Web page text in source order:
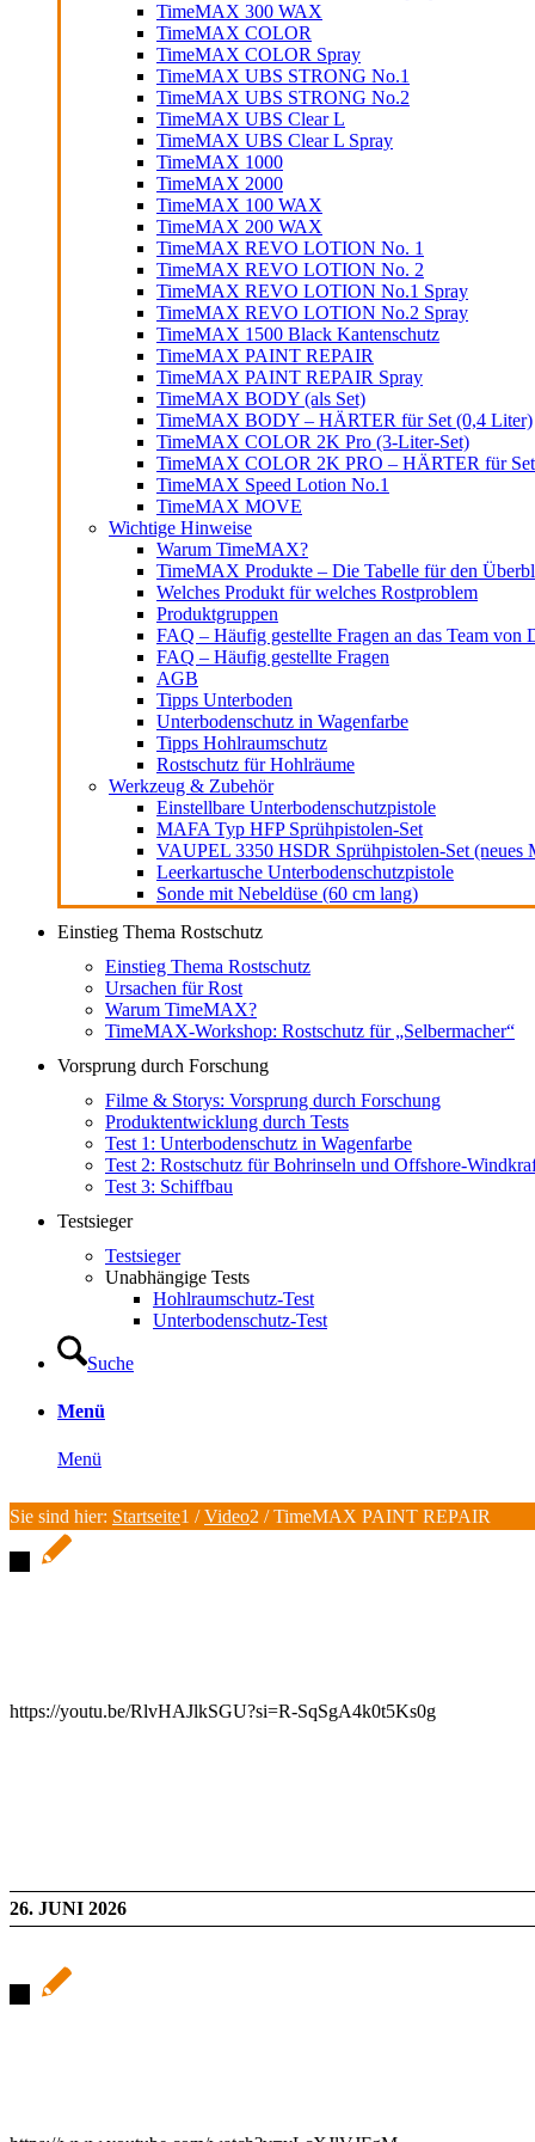
TimeMAX 300 WAX
TimeMAX COLOR
TimeMAX COLOR Spray
TimeMAX UBS STRONG No.1
TimeMAX UBS STRONG No.2
TimeMAX UBS Clear L
TimeMAX UBS Clear L Spray
TimeMAX 1000
TimeMAX 2000
TimeMAX 100 WAX
TimeMAX 200 WAX
TimeMAX REVO LOTION No. 1
TimeMAX REVO LOTION No. 2
TimeMAX REVO LOTION No.1 Spray
TimeMAX REVO LOTION No.2 Spray
TimeMAX 1500 Black Kantenschutz
TimeMAX PAINT REPAIR
TimeMAX PAINT REPAIR Spray
TimeMAX BODY (als Set)
TimeMAX BODY – HÄRTER für Set (0,4 Liter)
TimeMAX COLOR 2K Pro (3-Liter-Set)
TimeMAX COLOR 2K PRO – HÄRTER für
TimeMAX Speed Lotion No.1
TimeMAX MOVE
Wichtige Hinweise
Warum TimeMAX?
TimeMAX Produkte – Die Tabelle für den
Welches Produkt für welches Rostproblem
Produktgruppen
FAQ – Häufig gestellte Fragen an das Team von
FAQ – Häufig gestellte Fragen
AGB
Tipps Unterboden
Unterbodenschutz in Wagenfarbe
Tipps Hohlraumschutz
Rostschutz für Hohlräume
Werkzeug & Zubehör
Einstellbare Unterbodenschutzpistole
MAFA Typ HFP Sprühpistolen-Set
VAUPEL 3350 HSDR Sprühpistolen-Set (neues
Leerkartusche Unterbodenschutzpistole
Sonde mit Nebeldüse (60 cm lang)
Einstieg Thema Rostschutz
Einstieg Thema Rostschutz
Ursachen für Rost
Warum TimeMAX?
TimeMAX-Workshop: Rostschutz für „Selbermacher“
Vorsprung durch Forschung
Filme & Storys: Vorsprung durch Forschung
Produktentwicklung durch Tests
Test 1: Unterbodenschutz in Wagenfarbe
Test 2: Rostschutz für Bohrinseln und Offshore-
Test 3: Schiffbau
Testsieger
Testsieger
Unabhängige Tests
Hohlraumschutz-Test
Unterbodenschutz-Test
Suche
Menü
Menü
Sie sind hier: Startseite1 / Video2 / TimeMAX PAINT REPAIR
https://youtu.be/RlvHAJlkSGU?si=R-SqSgA4k0t5Ks0g
26. JUNI 2026